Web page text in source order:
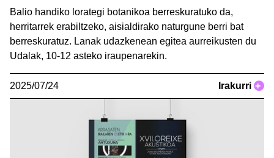
Balio handiko lorategi botanikoa berreskuratuko da,
herritarrek erabiltzeko, aisialdirako naturgune berri bat
berreskuratuz. Lanak udazkenean egitea aurreikusten du
Udalak, 10-12 asteko iraupenarekin.
2025/07/24 Irakurri +